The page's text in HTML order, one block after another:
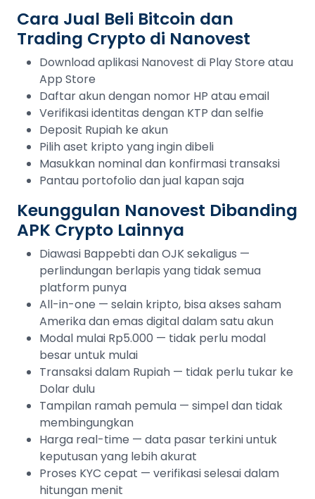
Cara Jual Beli Bitcoin dan
Trading Crypto di Nanovest
Download aplikasi Nanovest di Play Store atau
App Store
Daftar akun dengan nomor HP atau email
Verifikasi identitas dengan KTP dan selfie
Deposit Rupiah ke akun
Pilih aset kripto yang ingin dibeli
Masukkan nominal dan konfirmasi transaksi
Pantau portofolio dan jual kapan saja
Keunggulan Nanovest Dibanding
APK Crypto Lainnya
Diawasi Bappebti dan OJK sekaligus —
perlindungan berlapis yang tidak semua
platform punya
All-in-one — selain kripto, bisa akses saham
Amerika dan emas digital dalam satu akun
Modal mulai Rp5.000 — tidak perlu modal
besar untuk mulai
Transaksi dalam Rupiah — tidak perlu tukar ke
Dolar dulu
Tampilan ramah pemula — simpel dan tidak
membingungkan
Harga real-time — data pasar terkini untuk
keputusan yang lebih akurat
Proses KYC cepat — verifikasi selesai dalam
hitungan menit